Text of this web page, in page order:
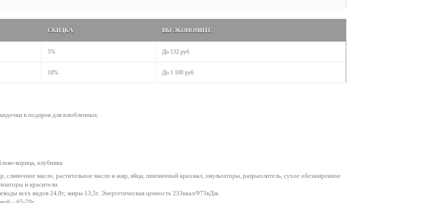
СКИДКА ВЫ ЭКОНОМИТЕ
5% До 132 руб
10% До 1 100 руб
в подарок для влюбленных.
корица, клубника
сливочное масло, растительное масло и жир, яйца, пшеничный крахмал, эмульгаторы, разрыхлитель, сухое обезжиренное
и красители.
всех видов 24,9г; жиры 13,5г. Энергетическая ценность 233ккал/973кДж.